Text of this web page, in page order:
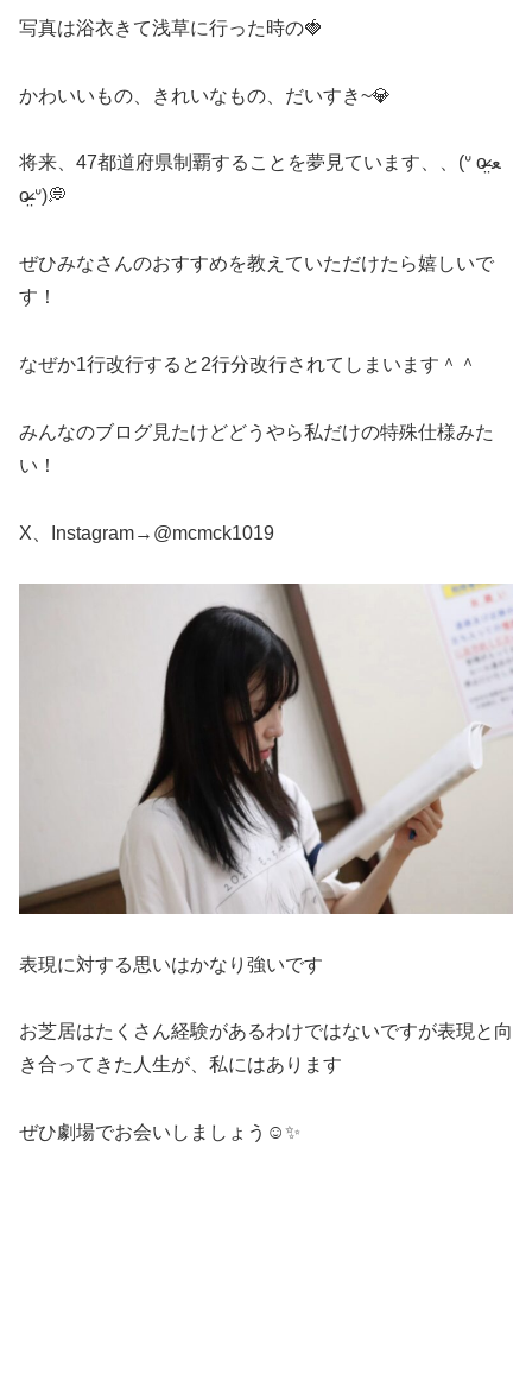
写真は浴衣きて浅草に行った時の🍓
かわいいもの、きれいなもの、だいすき~💎
将来、47都道府県制覇することを夢見ています、、(ᐡ o̴̶̷̤ ﻌ
o̴̶̷̤ ᐡ)💭
ぜひみなさんのおすすめを教えていただけたら嬉しいで
す！
なぜか1行改行すると2行分改行されてしまいます＾＾
みんなのブログ見たけどどうやら私だけの特殊仕様みた
い！
X、Instagram→@mcmck1019
表現に対する思いはかなり強いです
お芝居はたくさん経験があるわけではないですが表現と向
き合ってきた人生が、私にはあります
ぜひ劇場でお会いしましょう☺️✨